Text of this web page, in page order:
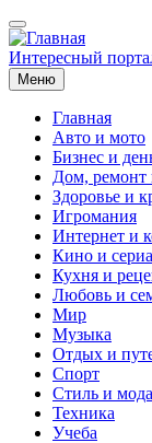
Перейти
к
основному
содержанию
Интересный
Меню
Основная
навигация
Главная
Авто и мото
Бизнес и
Дом, ремонт
Здоровье и
Игромания
Интернет и
Кино и
Кухня и
Любовь и
Мир
Музыка
Отдых и
Спорт
Стиль и мода
Техника
Учеба